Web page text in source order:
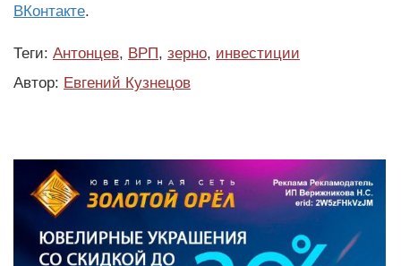
ВКонтакте.
Теги: Антонцев, ВРП, зерно, инвестиции
Автор: Евгений Кузнецов